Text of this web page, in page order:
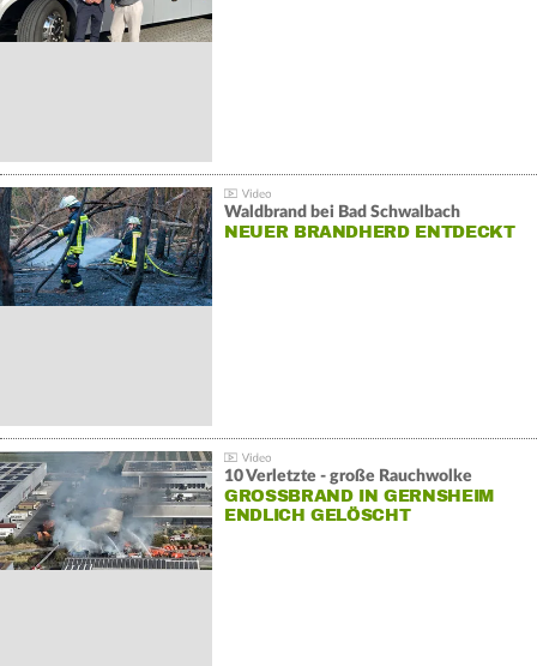
Waldbrand bei Bad Schwalbach
NEUER BRANDHERD ENTDECKT
10 Verletzte - große Rauchwolke
GROSSBRAND IN GERNSHEIM E
NDLICH GELÖSCHT